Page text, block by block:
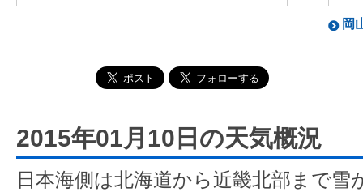
岡
2015年01月10日の天気概況
日本海側は北海道から近畿北部まで雪